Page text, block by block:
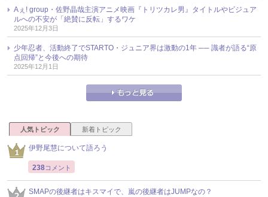
Aぇ! group・佐野晶哉主演アニメ映画『トリツカレ男』タイトルやビジュア
ルへの不安が「絶賛に反転」するワケ
2025年12月3日
少年忍者、活動終了でSTARTO・ジュニア界は激動の1年 ── 識者が語る“原
点回帰”と今後への期待
2025年12月1日
人気トピック 新着トピック
伊野尾慧について語ろう
238コメント
SMAPの後継者はキスマイで、嵐の後継者はJUMPなの？